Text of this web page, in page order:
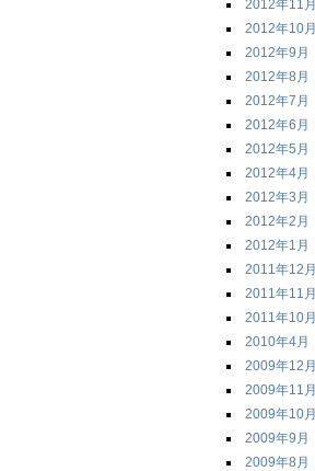
2012年11月
2012年10月
2012年9月
2012年8月
2012年7月
2012年6月
2012年5月
2012年4月
2012年3月
2012年2月
2012年1月
2011年12月
2011年11月
2011年10月
2010年4月
2009年12月
2009年11月
2009年10月
2009年9月
2009年8月